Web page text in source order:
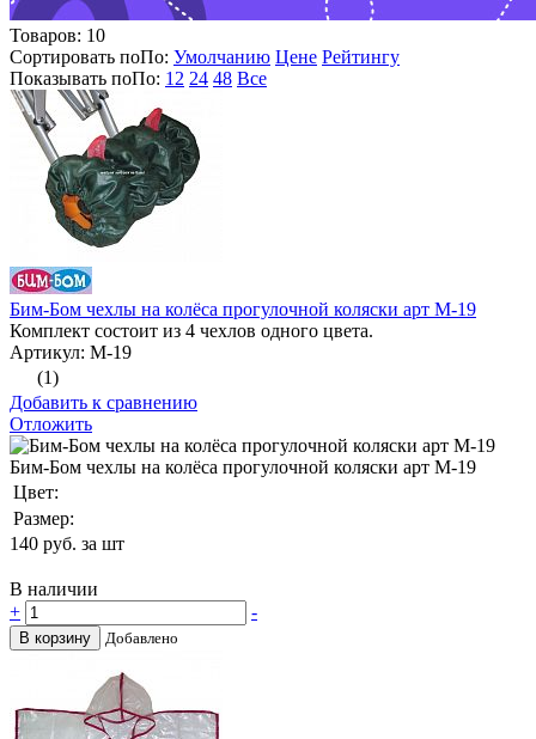
Товаров: 10
Сортировать поПо: Умолчанию Цене Рейтингу
Показывать поПо: 12 24 48 Все
Бим-Бом чехлы на колёса прогулочной коляски арт М-19
Комплект состоит из 4 чехлов одного цвета.
Артикул: М-19
(1)
Добавить к сравнению
Отложить
Бим-Бом чехлы на колёса прогулочной коляски арт М-19
Цвет:
Размер:
140 руб. за шт
В наличии
+
-
В корзину Добавлено